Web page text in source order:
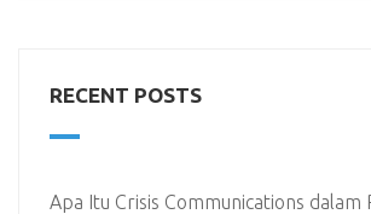
RECENT POSTS
Apa Itu Crisis Communications dalam